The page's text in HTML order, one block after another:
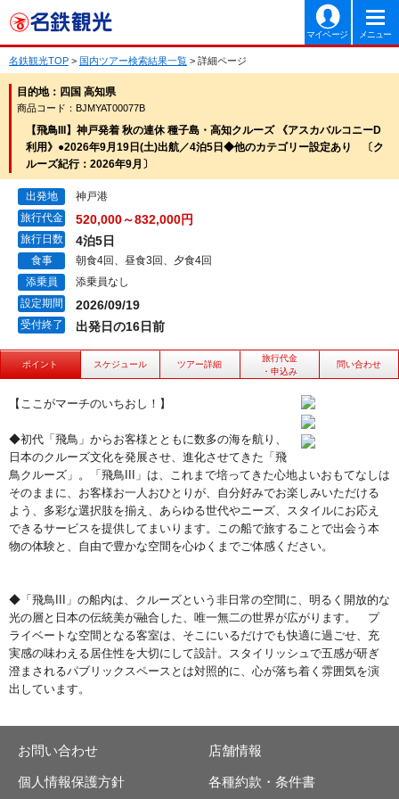
マイページ メニュー
名鉄観光TOP > 国内ツアー検索結果一覧 > 詳細ページ
目的地：四国 高知県
商品コード：BJMYAT00077B
【飛鳥III】神戸発着 秋の連休 種子島・高知クルーズ 《アスカバルコニーD
利用》●2026年9月19日(土)出航／4泊5日◆他のカテゴリー設定あり 〔ク
ルーズ紀行：2026年9月〕
出発地
神戸港
旅行代金
520,000～832,000円
旅行日数 4泊5日
食事
朝食4回、昼食3回、夕食4回
添乗員
添乗員なし
設定期間
2026/09/19
受付終了 出発日の16日前
ポイント スケジュール ツアー詳細
旅行代金
・申込み
問い合わせ
【ここがマーチのいちおし！】
◆初代「飛鳥」からお客様とともに数多の海を航り、
日本のクルーズ文化を発展させ、進化させてきた「飛
鳥クルーズ」。「飛鳥III」は、これまで培ってきた心地よいおもてなしは
そのままに、お客様お一人おひとりが、自分好みでお楽しみいただける
よう、多彩な選択肢を揃え、あらゆる世代やニーズ、スタイルにお応え
できるサービスを提供してまいります。この船で旅することで出会う本
物の体験と、自由で豊かな空間を心ゆくまでご体感ください。
◆「飛鳥III」の船内は、クルーズという非日常の空間に、明るく開放的な
光の層と日本の伝統美が融合した、唯一無二の世界が広がります。 プ
ライベートな空間となる客室は、そこにいるだけでも快適に過ごせ、充
実感の味わえる居住性を大切にして設計。スタイリッシュで五感が研ぎ
澄まされるパブリックスペースとは対照的に、心が落ち着く雰囲気を演
出しています。
お問い合わせ 店舗情報
個人情報保護方針 各種約款・条件書